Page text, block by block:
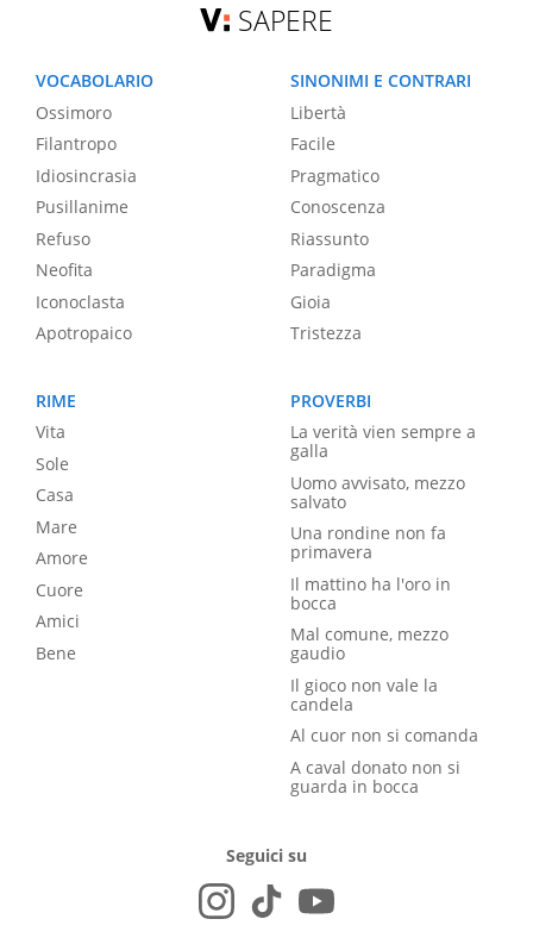
SAPERE
VOCABOLARIO
Ossimoro
Filantropo
Idiosincrasia
Pusillanime
Refuso
Neofita
Iconoclasta
Apotropaico
SINONIMI E CONTRARI
Libertà
Facile
Pragmatico
Conoscenza
Riassunto
Paradigma
Gioia
Tristezza
RIME
Vita
Sole
Casa
Mare
Amore
Cuore
Amici
Bene
PROVERBI
La verità vien sempre a
galla
Uomo avvisato, mezzo
salvato
Una rondine non fa
primavera
Il mattino ha l'oro in
bocca
Mal comune, mezzo
gaudio
Il gioco non vale la
candela
Al cuor non si comanda
A caval donato non si
guarda in bocca
Seguici su